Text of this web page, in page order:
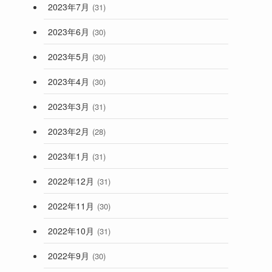
2023年7月 (31)
2023年6月 (30)
2023年5月 (30)
2023年4月 (30)
2023年3月 (31)
2023年2月 (28)
2023年1月 (31)
2022年12月 (31)
2022年11月 (30)
2022年10月 (31)
2022年9月 (30)